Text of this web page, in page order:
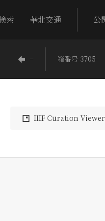
索 華北交通 公
− 箱番号 3705
IIIF Curation Viewer